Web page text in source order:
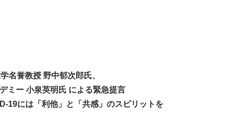
名誉教授 野中郁次郎氏、
ミー 小泉英明氏 による緊急提言
19には「利他」と「共感」のスピリットを